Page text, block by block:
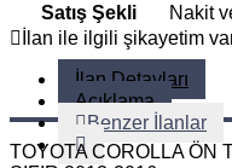
Satış Şekli
Nakit
İlan ile ilgili şikayetim
İlan Detayları
Açıklama
Benzer İlanlar
TOYOTA COROLLA ÖN